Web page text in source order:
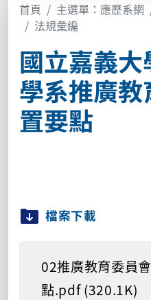
首頁 主選單：應歷系網
法規彙編
國立嘉義
學系推廣
置要點
檔案下載
02推廣教育委員
點.pdf (320.1K)